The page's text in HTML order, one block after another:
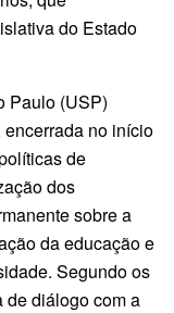
do Estado
Paulo (USP)
no início
de
dos
sobre a
da educação e
Segundo os
de diálogo com a